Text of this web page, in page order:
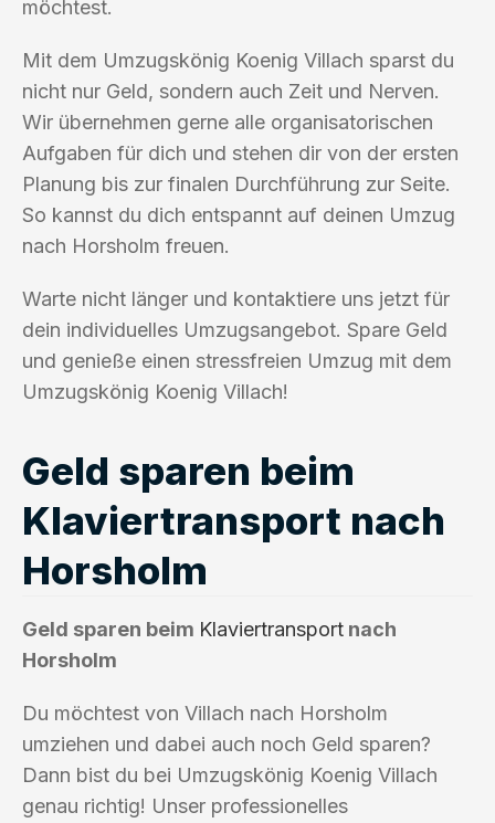
möchtest.
Mit dem Umzugskönig Koenig Villach sparst du
nicht nur Geld, sondern auch Zeit und Nerven.
Wir übernehmen gerne alle organisatorischen
Aufgaben für dich und stehen dir von der ersten
Planung bis zur finalen Durchführung zur Seite.
So kannst du dich entspannt auf deinen Umzug
nach Horsholm freuen.
Warte nicht länger und kontaktiere uns jetzt für
dein individuelles Umzugsangebot. Spare Geld
und genieße einen stressfreien Umzug mit dem
Umzugskönig Koenig Villach!
Geld sparen beim
Klaviertransport nach
Horsholm
Geld sparen beim Klaviertransport nach
Horsholm
Du möchtest von Villach nach Horsholm
umziehen und dabei auch noch Geld sparen?
Dann bist du bei Umzugskönig Koenig Villach
genau richtig! Unser professionelles